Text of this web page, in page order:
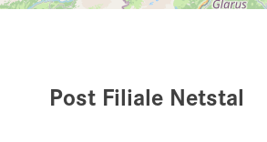
Post Filiale Netstal